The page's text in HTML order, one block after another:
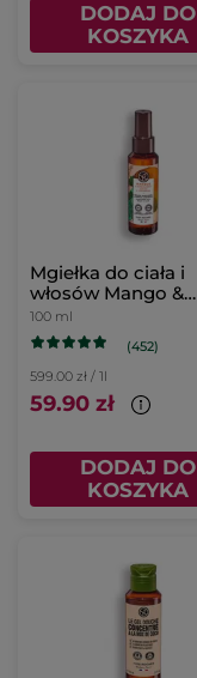
DODAJ DO
KOSZYKA
Mgiełka do ciała i
włosów Mango &
Kolendra 100 ml
100 ml
(452)
599.00 zł / 1l
59.90 zł
DODAJ DO
KOSZYKA